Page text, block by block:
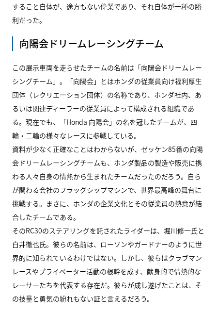
すること自体が、途方もない偉業であり、それ自体が一種の勝
利だった。
向陽会ドリームレーシングチーム
この展示車両を走らせたチームの名前は「向陽会ドリームレー
シングチーム」。「向陽会」とはホンダの従業員向け福利厚生
団体（レクリエーション団体）の名称であり、ホンダ社内、あ
るいは関連ディーラーの従業員によって構成される組織であ
る。現在でも、「Honda 向陽会」の名を冠したチームが、四
輪・二輪の様々なレースに参戦している。
資料が少なく正確なことはわからないが、ゼッケン85番の向陽
会ドリームレーシングチームも、ホンダ製品の製造や販売に携
わる人々自身の情熱から生まれたチームだったのだろう。自ら
が関わる会社のフラッグシップマシンで、世界最高峰の舞台に
挑戦する。まさに、ホンダの企業文化とその従業員の熱意が結
合したチームである。
そのRC30のステアリングを託されたライダーは、堀川修一氏と
白井徹也氏。彼らの名前は、ローソンやガードナーのように世
界的に知られているわけではない。しかし、彼らはクラブマン
レースやプライベーター活動の根幹を成す、献身的で情熱的な
レーサーたちを代表する存在だ。彼らが成し遂げたことは、そ
の技量と勇気の紛れもない証と言えるだろう。